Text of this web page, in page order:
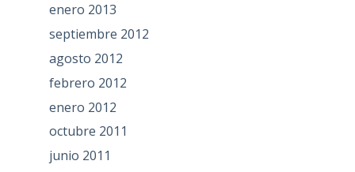
enero 2013
septiembre 2012
agosto 2012
febrero 2012
enero 2012
octubre 2011
junio 2011